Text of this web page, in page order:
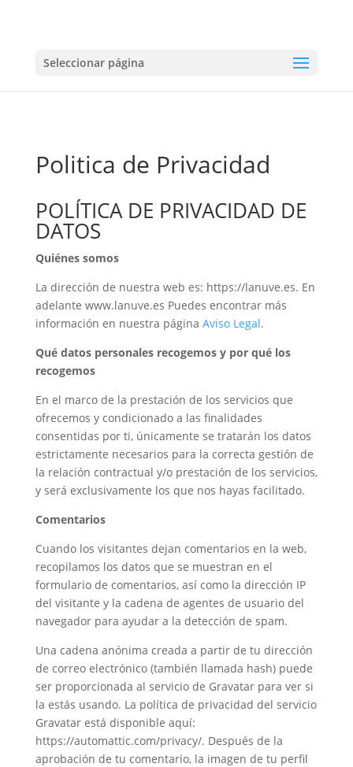
Seleccionar página
Politica de Privacidad
POLÍTICA DE PRIVACIDAD DE
DATOS
Quiénes somos
La dirección de nuestra web es: https://lanuve.es. En
adelante www.lanuve.es Puedes encontrar más
información en nuestra página Aviso Legal.
Qué datos personales recogemos y por qué los
recogemos
En el marco de la prestación de los servicios que
ofrecemos y condicionado a las finalidades
consentidas por ti, únicamente se tratarán los datos
estrictamente necesarios para la correcta gestión de
la relación contractual y/o prestación de los servicios,
y será exclusivamente los que nos hayas facilitado.
Comentarios
Cuando los visitantes dejan comentarios en la web,
recopilamos los datos que se muestran en el
formulario de comentarios, así como la dirección IP
del visitante y la cadena de agentes de usuario del
navegador para ayudar a la detección de spam.
Una cadena anónima creada a partir de tu dirección
de correo electrónico (también llamada hash) puede
ser proporcionada al servicio de Gravatar para ver si
la estás usando. La política de privacidad del servicio
Gravatar está disponible aquí:
https://automattic.com/privacy/. Después de la
aprobación de tu comentario, la imagen de tu perfil